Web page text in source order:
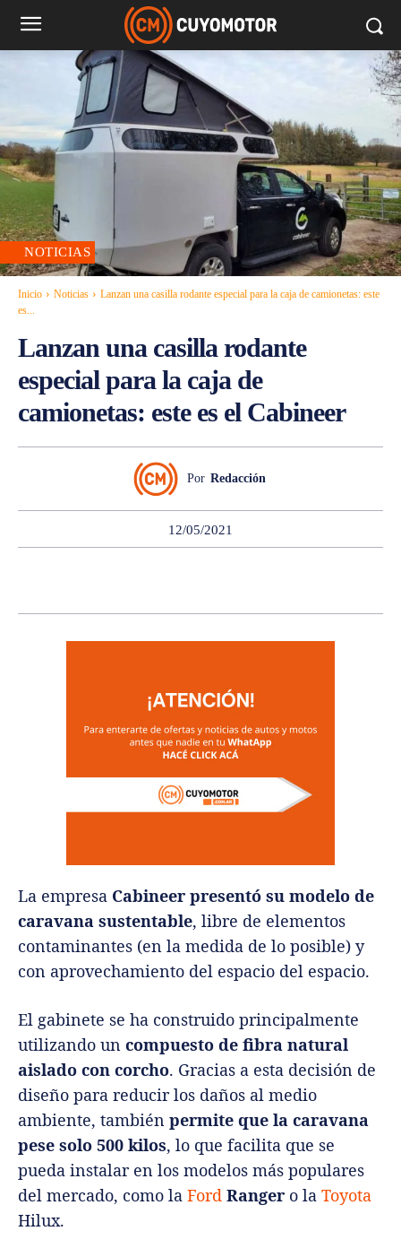
NOTICIAS
Inicio Noticias
Lanzan una casilla rodante especial para la caja de camionetas: este
es...
Lanzan una casilla rodante
especial para la caja de
camionetas: este es el Cabineer
Por Redacción
12/05/2021
La empresa Cabineer presentó su modelo de
caravana sustentable, libre de elementos
contaminantes (en la medida de lo posible) y
con aprovechamiento del espacio del espacio.
El gabinete se ha construido principalmente
utilizando un compuesto de fibra natural
aislado con corcho. Gracias a esta decisión de
diseño para reducir los daños al medio
ambiente, también permite que la caravana
pese solo 500 kilos, lo que facilita que se
pueda instalar en los modelos más populares
del mercado, como la Ford Ranger o la Toyota
Hilux.